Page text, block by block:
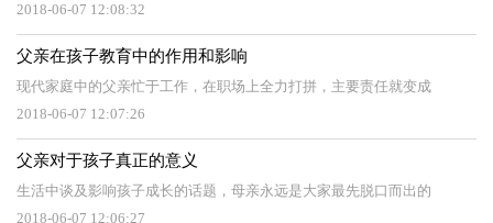
2018-06-07 12:08:32
父亲在孩子教育中的作用和影响
现代家庭中的父亲忙于工作，在职场上全力打拼，主要责任就变成
2018-06-07 12:07:26
父亲对于孩子真正的意义
生活中谈及影响孩子成长的话题，母亲永远是大家最先脱口而出的
2018-06-07 12:06:27